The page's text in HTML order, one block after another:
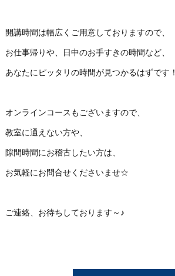
開講時間は幅広くご用意しておりますので、
お仕事帰りや、日中のお手すきの時間など、
あなたにピッタリの時間が見つかるはずです！
オンラインコースもございますので、
教室に通えない方や、
隙間時間にお稽古したい方は、
お気軽にお問合せくださいませ☆
ご連絡、お待ちしております～♪